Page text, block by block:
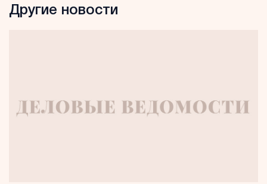
Другие новости